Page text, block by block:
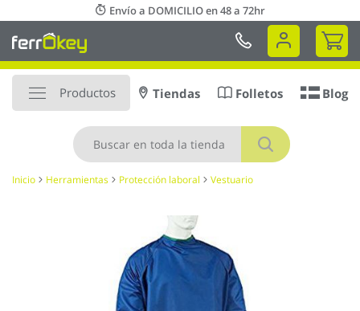
al
contenido
Envío a DOMICILIO en 48 a 72hr
Mi
Productos
Buscar
Tiendas Folletos Blog
Inicio Herramientas Protección laboral Vestuario